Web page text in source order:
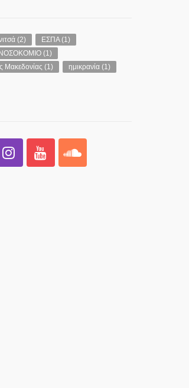
(2) ΕΣΠΑ(1)
ΝΟΣΟΚΟΜΙΟ(1)
Μακεδονίας (1) ημικρανία(1)